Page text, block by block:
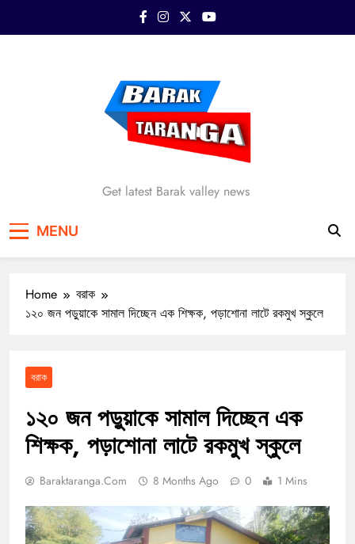
Barak Taranga
Get latest Barak valley news
MENU
Home
বরাক
১২০ জন পড়ুয়াকে সামাল দিচ্ছেন এক শিক্ষক, পড়াশোনা লাটে রকমুখ স্কুলে
বরাক
১২০ জন পড়ুয়াকে সামাল দিচ্ছেন এক
শিক্ষক, পড়াশোনা লাটে রকমুখ স্কুলে
Baraktaranga.com 8 Months Ago 0 1 Mins